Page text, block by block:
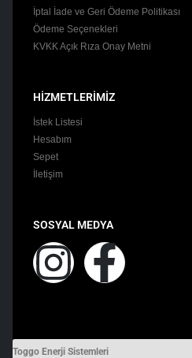
İptal İade ve Geri Ödeme Politikası
Ödeme Seçenekleri
KVKK Açık Rıza Onay Metni
HİZMETLERİMİZ
İstek Listesi
Hesabım
Sepet
İletişim
SOSYAL MEDYA
Toggo Enerji Sistemleri